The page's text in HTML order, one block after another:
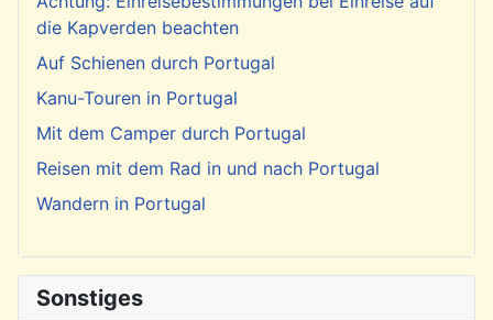
die Kapverden beachten
Auf Schienen durch Portugal
Kanu-Touren in Portugal
Mit dem Camper durch Portugal
Reisen mit dem Rad in und nach Portugal
Wandern in Portugal
Sonstiges